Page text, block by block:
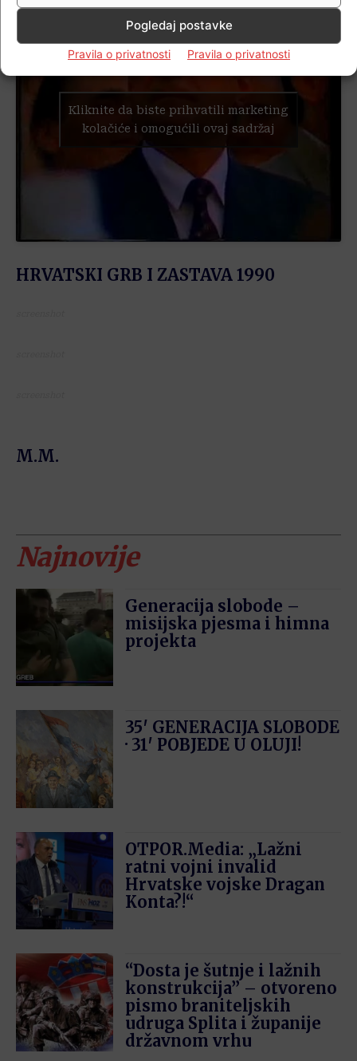
Pogledaj postavke
Pravila o privatnosti Pravila o privatnosti
Kliknite da biste prihvatili marketing
kolačiće i omogućili ovaj sadržaj
HRVATSKI GRB I ZASTAVA 1990
M.M.
Najnovije
Generacija slobode –
misijska pjesma i himna
projekta
35′ GENERACIJA SLOBODE
· 31′ POBJEDE U OLUJI!
OTPOR.Media: „Lažni
ratni vojni invalid
Hrvatske vojske Dragan
Konta?!“
“Dosta je šutnje i lažnih
konstrukcija” – otvoreno
pismo braniteljskih
udruga Splita i županije
državnom vrhu